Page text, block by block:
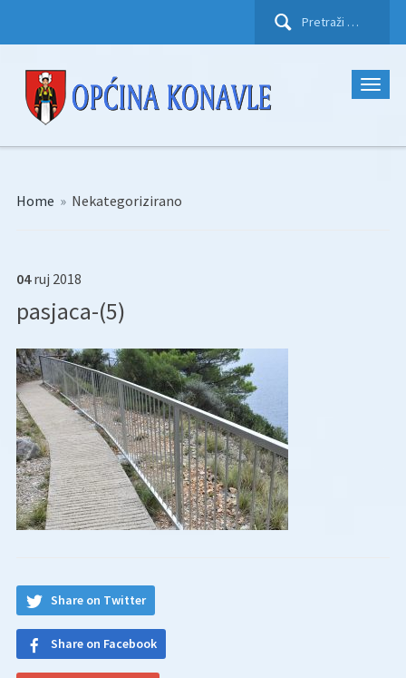
Pretraži:
Home » Nekategorizirano
04 ruj 2018
pasjaca-(5)
Share on Twitter
Share on Facebook